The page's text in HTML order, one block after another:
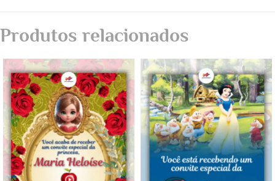
Produtos relacionados